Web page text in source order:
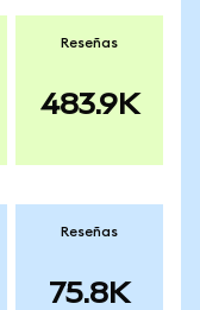
Reseñas
483.9K
Reseñas
75.8K